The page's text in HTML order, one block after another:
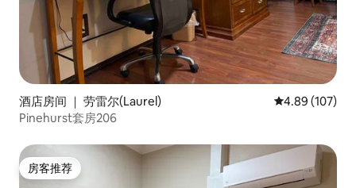
酒店房间 ｜ 劳雷尔(Laurel) 平均评分 4.89
4.89 (107)
Pinehurst套房206
房客推荐
房客推荐